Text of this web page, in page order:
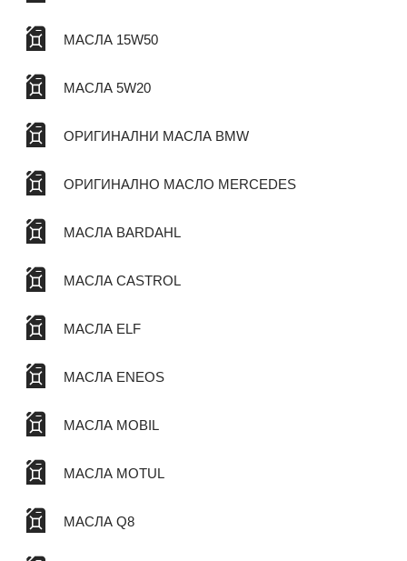
МАСЛА 15W50
МАСЛА 5W20
ОРИГИНАЛНИ МАСЛА BMW
ОРИГИНАЛНО МАСЛО MERCEDES
МАСЛА BARDAHL
МАСЛА CASTROL
МАСЛА ELF
МАСЛА ENEOS
МАСЛА MOBIL
МАСЛА MOTUL
МАСЛА Q8